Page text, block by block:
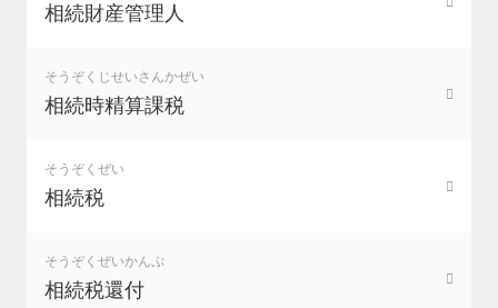
相続財産管理人
そうぞくじせいさんかぜい
相続時精算課税
そうぞくぜい
相続税
そうぞくぜいかんぷ
相続税還付